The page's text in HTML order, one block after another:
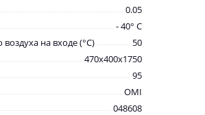
0.05
- 40° С
на входе (°С)
50
470x400x1750
95
OMI
048608